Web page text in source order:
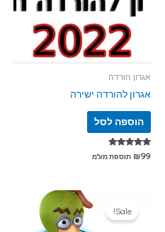
אגרון הורדה
אגרון להורדה ישירה
הוספה לסל
דורג
5.00
₪99 תוספת מע"מ
Sale!